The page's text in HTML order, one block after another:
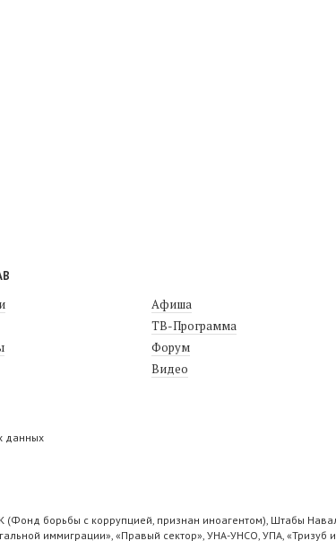
Афиша
ТВ-Программа
Форум
Видео
данных
борьбы с коррупцией, признан иноагентом), Штабы
иммиграции», «Правый сектор», УНА-УНСО, УПА,